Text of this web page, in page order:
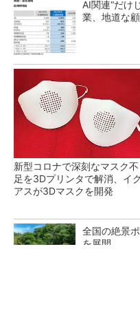
AI関連“だけ
業、地道な
新型コロナで深刻なマスク不
足を3Dプリンタで解消、イ
アスが3Dマスクを開発
全国の絶景
を展開